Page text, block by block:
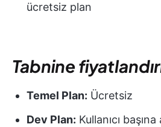
ücretsiz plan
Tabnine
Temel Plan: Ücretsiz
Dev Plan: Kullanıcı